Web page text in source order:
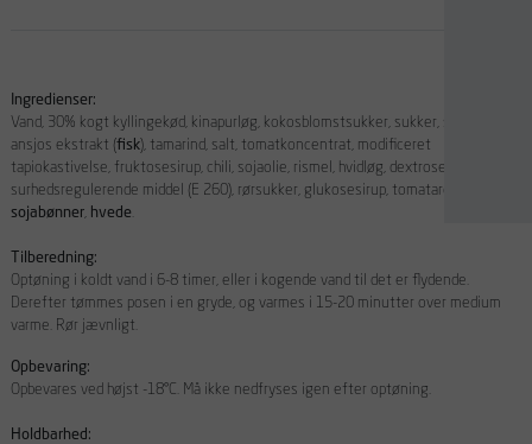
Ingredienser:
Vand, 30% kogt kyllingekød, kinapurløg, kokosblomstsukker, sukker, skalotteløg,
ansjos ekstrakt (fisk), tamarind, salt, tomatkoncentrat, modificeret
tapiokastivelse, fruktosesirup, chili, sojaolie, rismel, hvidløg, dextrose,
surhedsregulerende middel (E 260), rørsukker, glukosesirup, tomataroma,
sojabønner, hvede.
Tilberedning:
Optøning i koldt vand i 6-8 timer, eller i kogende vand til det er flydende.
Derefter tømmes posen i en gryde, og varmes i 15-20 minutter over medium
varme. Rør jævnligt.
Opbevaring:
Opbevares ved højst -18°C. Må ikke nedfryses igen efter optøning.
Holdbarhed: